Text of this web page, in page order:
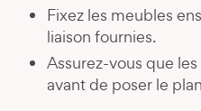
Fixez les meubles
liaison fournies.
Assurez-vous que
avant de poser le